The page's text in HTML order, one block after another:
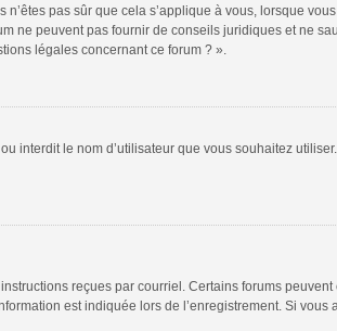
pas sûr que cela s’applique à vous, lorsque
ne peuvent pas fournir de conseils juridiques et ne
légales concernant ce forum ? ».
interdit le nom d’utilisateur que vous souhaitez
reçues par courriel. Certains forums
est indiquée lors de l’enregistrement. Si vous